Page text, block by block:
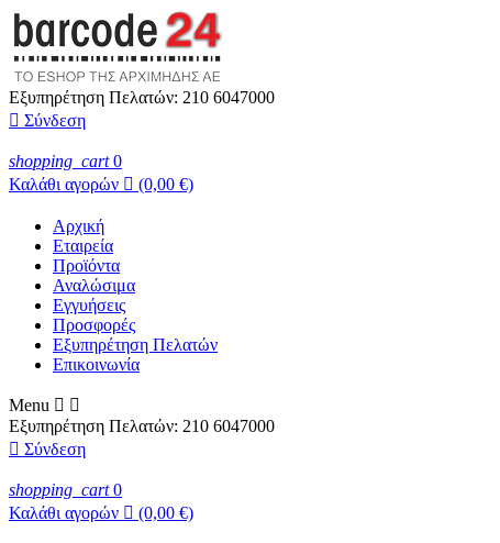
Εξυπηρέτηση Πελατών: 210 6047000
 Σύνδεση
shopping_cart 0
Καλάθι αγορών  (0,00 €)
Αρχική
Εταιρεία
Προϊόντα
Αναλώσιμα
Εγγυήσεις
Προσφορές
Εξυπηρέτηση Πελατών
Επικοινωνία
Menu  
Εξυπηρέτηση Πελατών: 210 6047000
 Σύνδεση
shopping_cart 0
Καλάθι αγορών  (0,00 €)